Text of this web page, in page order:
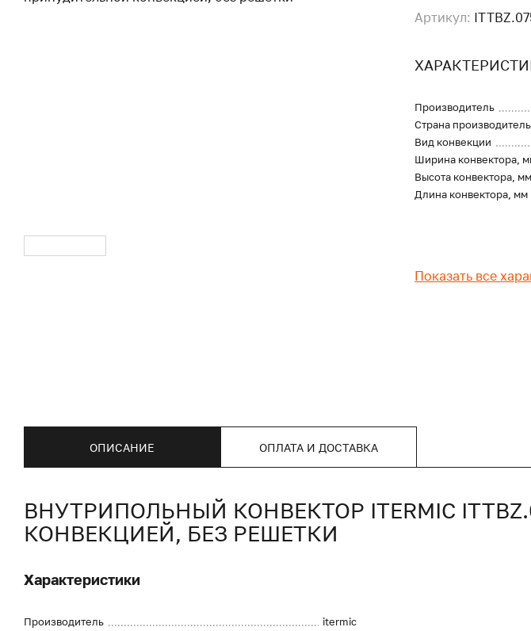
Артикул:
Производитель
Страна производитель
Вид конвекции
Ширина конвектора,
Высота конвектора, мм
Длина конвектора, мм
Показать все
ОПИСАНИЕ ОПЛАТА И ДОСТАВКА
ВНУТРИПОЛЬНЫЙ КОНВЕКТОР ITERMIC
КОНВЕКЦИЕЙ, БЕЗ РЕШЕТКИ
Характеристики
Производитель
itermic